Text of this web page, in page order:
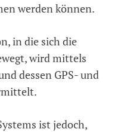
werden können.
in die sich die
wird mittels
dessen GPS- und
ist jedoch,